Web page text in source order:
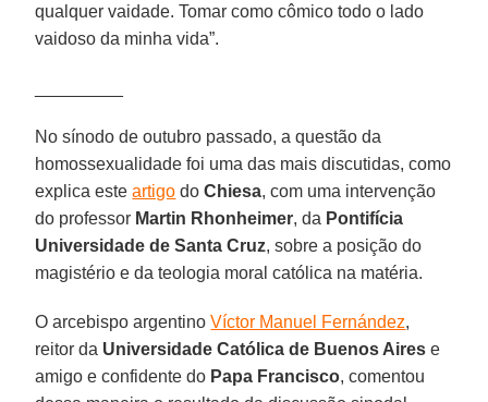
qualquer vaidade. Tomar como cômico todo o lado
vaidoso da minha vida”.
No sínodo de outubro passado, a questão da
homossexualidade foi uma das mais discutidas, como
explica esteartigo doChiesa, com uma intervenção
do professor Martin Rhonheimer, da Pontifícia
Universidade de Santa Cruz, sobre a posição do
magistério e da teologia moral católica na matéria.
O arcebispo argentinoVíctor Manuel Fernández,
reitor da Universidade Católica de Buenos Aires e
amigo e confidente do Papa Francisco, comentou